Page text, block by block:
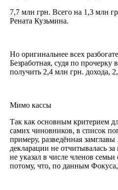
7,7 млн грн. Всего на 1,3 млн
Рената Кузьмина.
Но оригинальнее всех
Безработная, судя по прочерку
получить 2,4 млн грн.
Мимо кассы
Так как основным критерием
самих чиновников, в список
примеру, разведённая
декларации не отчитывалась
не указал в числе членов
потому, что, по данным